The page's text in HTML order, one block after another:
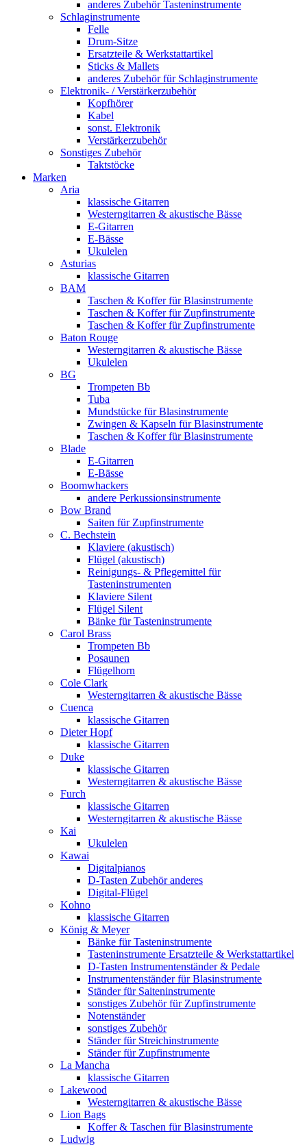
anderes Zubehör Tasteninstrumente
Schlaginstrumente
Felle
Drum-Sitze
Ersatzteile & Werkstattartikel
Sticks & Mallets
anderes Zubehör für Schlaginstrumente
Elektronik- / Verstärkerzubehör
Kopfhörer
Kabel
sonst. Elektronik
Verstärkerzubehör
Sonstiges Zubehör
Taktstöcke
Marken
Aria
klassische Gitarren
Westerngitarren & akustische Bässe
E-Gitarren
E-Bässe
Ukulelen
Asturias
klassische Gitarren
BAM
Taschen & Koffer für Blasinstrumente
Taschen & Koffer für Zupfinstrumente
Taschen & Koffer für Zupfinstrumente
Baton Rouge
Westerngitarren & akustische Bässe
Ukulelen
BG
Trompeten Bb
Tuba
Mundstücke für Blasinstrumente
Zwingen & Kapseln für Blasinstrumente
Taschen & Koffer für Blasinstrumente
Blade
E-Gitarren
E-Bässe
Boomwhackers
andere Perkussionsinstrumente
Bow Brand
Saiten für Zupfinstrumente
C. Bechstein
Klaviere (akustisch)
Flügel (akustisch)
Reinigungs- & Pflegemittel für
Tasteninstrumenten
Klaviere Silent
Flügel Silent
Bänke für Tasteninstrumente
Carol Brass
Trompeten Bb
Posaunen
Flügelhorn
Cole Clark
Westerngitarren & akustische Bässe
Cuenca
klassische Gitarren
Dieter Hopf
klassische Gitarren
Duke
klassische Gitarren
Westerngitarren & akustische Bässe
Furch
klassische Gitarren
Westerngitarren & akustische Bässe
Kai
Ukulelen
Kawai
Digitalpianos
D-Tasten Zubehör anderes
Digital-Flügel
Kohno
klassische Gitarren
König & Meyer
Bänke für Tasteninstrumente
Tasteninstrumente Ersatzteile & Werkstattartikel
D-Tasten Instrumentenständer & Pedale
Instrumentenständer für Blasinstrumente
Ständer für Saiteninstrumente
sonstiges Zubehör für Zupfinstrumente
Notenständer
sonstiges Zubehör
Ständer für Streichinstrumente
Ständer für Zupfinstrumente
La Mancha
klassische Gitarren
Lakewood
Westerngitarren & akustische Bässe
Lion Bags
Koffer & Taschen für Blasinstrumente
Ludwig